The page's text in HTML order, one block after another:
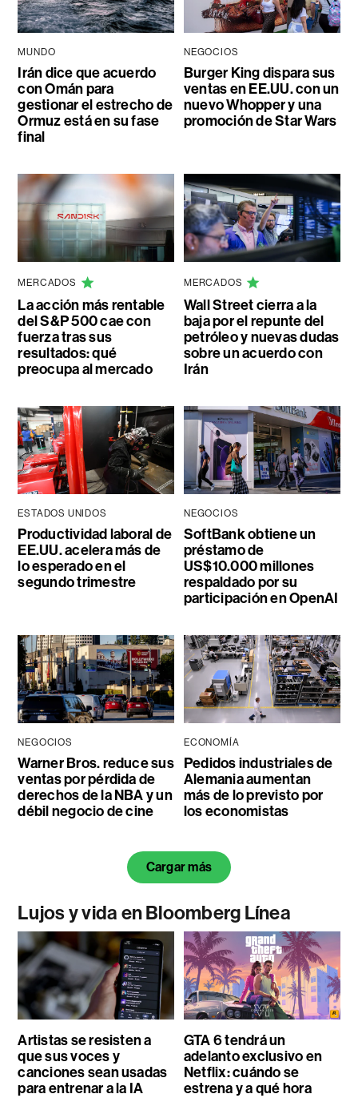
MUNDO
Irán dice que acuerdo
con Omán para
gestionar el estrecho de
Ormuz está en su fase
final
NEGOCIOS
Burger King dispara sus
ventas en EE.UU. con un
nuevo Whopper y una
promoción de Star Wars
MERCADOS
La acción más rentable
del S&P 500 cae con
fuerza tras sus
resultados: qué
preocupa al mercado
MERCADOS
Wall Street cierra a la
baja por el repunte del
petróleo y nuevas dudas
sobre un acuerdo con
Irán
ESTADOS UNIDOS
Productividad laboral de
EE.UU. acelera más de
lo esperado en el
segundo trimestre
NEGOCIOS
SoftBank obtiene un
préstamo de
US$10.000 millones
respaldado por su
participación en OpenAI
NEGOCIOS
Warner Bros. reduce sus
ventas por pérdida de
derechos de la NBA y un
débil negocio de cine
ECONOMÍA
Pedidos industriales de
Alemania aumentan
más de lo previsto por
los economistas
Cargar más
Lujos y vida en Bloomberg Línea
Artistas se resisten a
que sus voces y
canciones sean usadas
para entrenar a la IA
GTA 6 tendrá un
adelanto exclusivo en
Netflix: cuándo se
estrena y a qué hora